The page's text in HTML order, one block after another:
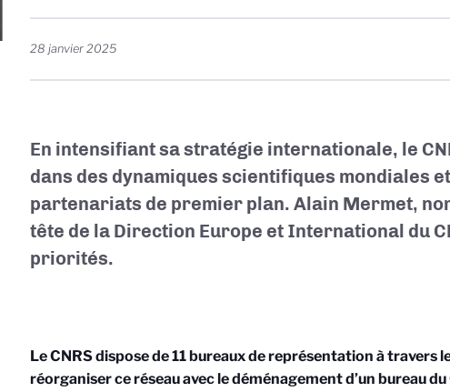
28 janvier 2025
En intensifiant sa stratégie internationale, le
dans des dynamiques scientifiques mondiales
partenariats de premier plan. Alain Mermet,
tête de la Direction Europe et International du
priorités.
Le CNRS dispose de 11 bureaux de représentation à travers
réorganiser ce réseau avec le déménagement d’un bureau